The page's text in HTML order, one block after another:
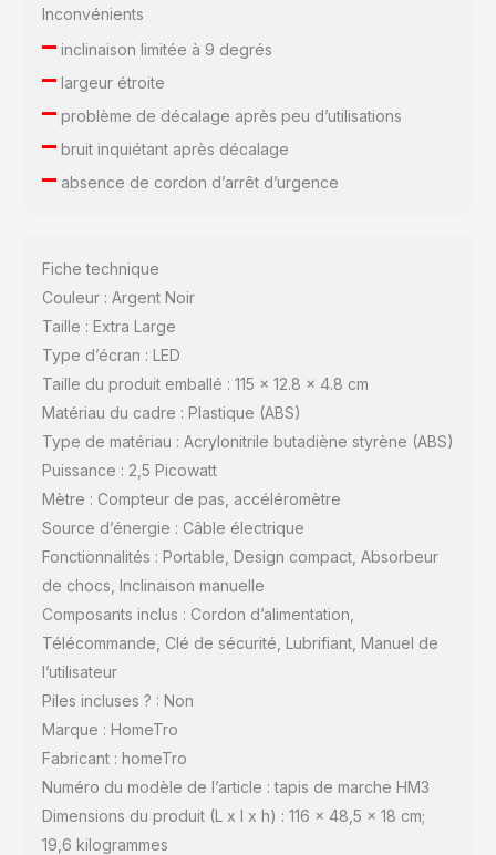
Inconvénients
–inclinaison limitée à 9 degrés
–largeur étroite
–problème de décalage après peu d’utilisations
–bruit inquiétant après décalage
–absence de cordon d’arrêt d’urgence
Fiche technique
Couleur : Argent Noir
Taille : Extra Large
Type d’écran : LED
Taille du produit emballé : 115 x 12.8 x 4.8 cm
Matériau du cadre : Plastique (ABS)
Type de matériau : Acrylonitrile butadiène styrène (ABS)
Puissance : 2,5 Picowatt
Mètre : Compteur de pas, accéléromètre
Source d’énergie : Câble électrique
Fonctionnalités : Portable, Design compact, Absorbeur
de chocs, Inclinaison manuelle
Composants inclus : Cordon d’alimentation,
Télécommande, Clé de sécurité, Lubrifiant, Manuel de
l’utilisateur
Piles incluses ? : Non
Marque : HomeTro
Fabricant : homeTro
Numéro du modèle de l’article : tapis de marche HM3
Dimensions du produit (L x l x h) : 116 x 48,5 x 18 cm;
19,6 kilogrammes